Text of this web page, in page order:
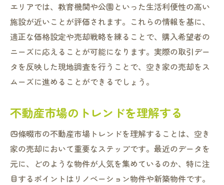
エリアでは、教育機関や公園といった生活利便性の高い
施設が近いことが評価されます。これらの情報を基に、
適正な価格設定や売却戦略を練ることで、購入希望者の
ニーズに応えることが可能になります。実際の取引デー
タを反映した現地調査を行うことで、空き家の売却をス
ムーズに進めることができるでしょう。
不動産市場のトレンドを理解する
四條畷市の不動産市場トレンドを理解することは、空き
家の売却において重要なステップです。最近のデータを
元に、どのような物件が人気を集めているのか、特に注
目するポイントはリノベーション物件や新築物件です。